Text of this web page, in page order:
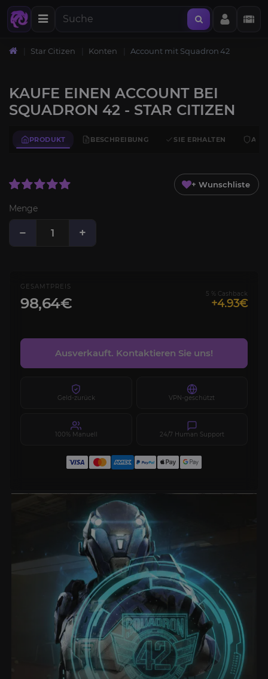
Star Citizen Konten Account mit Squadron 42
KAUFE EINEN ACCOUNT BEI
SQUADRON 42 - STAR CITIZEN
PRODUKT BESCHREIBUNG SIE ERHALTEN
+ Wunschliste
Menge
− +
GESAMTPREIS
98,64€
5 % Cashback
+4.93€
Ausverkauft. Kontaktieren Sie uns!
Geld-zurück VPN-geschützt
100% Manuell 24/7 Human Support